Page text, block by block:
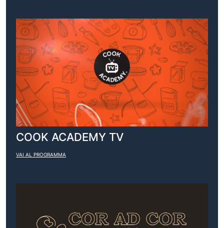
COOK ACADEMY TV
VAI AL PROGRAMMA